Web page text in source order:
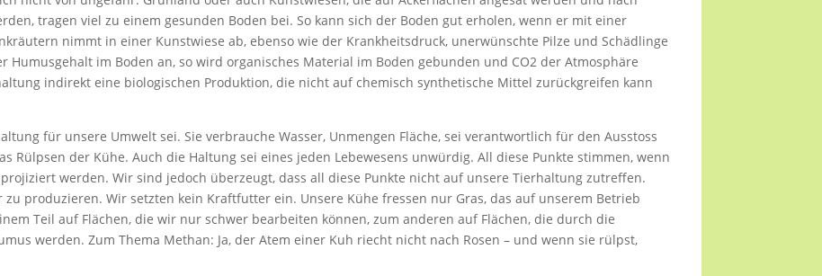
tragen viel zu einem gesunden Boden bei. So kann sich der Boden gut erholen, wenn er mit einer
nimmt in einer Kunstwiese ab, ebenso wie der Krankheitsdruck, unerwünschte Pilze und Schädlinge
Humusgehalt im Boden an, so wird organisches Material im Boden gebunden und CO2 der Atmosphäre
indirekt eine biologischen Produktion, die nicht auf chemisch synthetische Mittel zurückgreifen kann
für unsere Umwelt sei. Sie verbrauche Wasser, Unmengen Fläche, sei verantwortlich für den Ausstoss
Rülpsen der Kühe. Auch die Haltung sei eines jeden Lebewesens unwürdig. All diese Punkte stimmen, wenn
werden. Wir sind jedoch überzeugt, dass all diese Punkte nicht auf unsere Tierhaltung zutreffen.
zu produzieren. Wir setzten kein Kraftfutter ein. Unsere Kühe fressen nur Gras, das auf unserem Betrieb
Teil auf Flächen, die wir nur schwer bearbeiten können, zum anderen auf Flächen, die durch die
werden. Zum Thema Methan: Ja, der Atem einer Kuh riecht nicht nach Rosen – und wenn sie rülpst,